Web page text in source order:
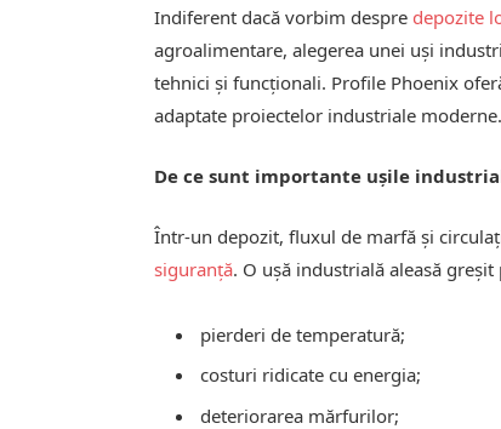
Indiferent dacă vorbim despre depozite
agroalimentare, alegerea unei uși
tehnici și funcționali. Profile Phoenix
adaptate proiectelor industriale moderne.
De ce sunt importante ușile
Într-un depozit, fluxul de marfă și
siguranță. O ușă industrială aleasă greșit
pierderi de temperatură;
costuri ridicate cu energia;
deteriorarea mărfurilor;